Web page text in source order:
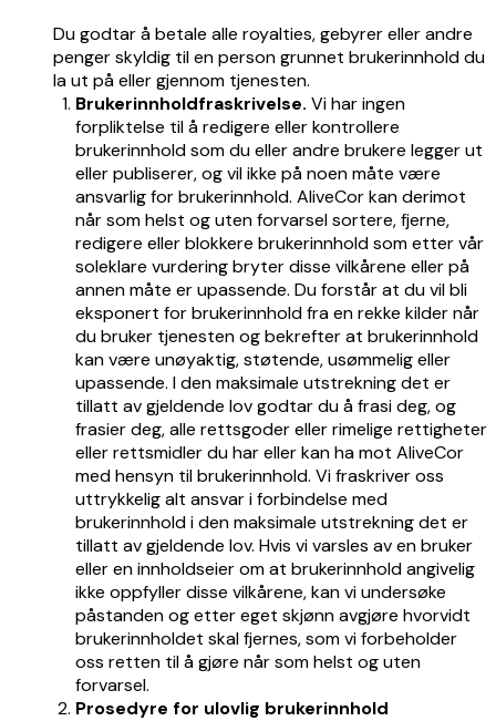
Du godtar å betale alle royalties, gebyrer eller andre
penger skyldig til en person grunnet brukerinnhold du
la ut på eller gjennom tjenesten.
Brukerinnholdfraskrivelse. Vi har ingen
forpliktelse til å redigere eller kontrollere
brukerinnhold som du eller andre brukere legger ut
eller publiserer, og vil ikke på noen måte være
ansvarlig for brukerinnhold. AliveCor kan derimot
når som helst og uten forvarsel sortere, fjerne,
redigere eller blokkere brukerinnhold som etter vår
soleklare vurdering bryter disse vilkårene eller på
annen måte er upassende. Du forstår at du vil bli
eksponert for brukerinnhold fra en rekke kilder når
du bruker tjenesten og bekrefter at brukerinnhold
kan være unøyaktig, støtende, usømmelig eller
upassende. I den maksimale utstrekning det er
tillatt av gjeldende lov godtar du å frasi deg, og
frasier deg, alle rettsgoder eller rimelige rettigheter
eller rettsmidler du har eller kan ha mot AliveCor
med hensyn til brukerinnhold. Vi fraskriver oss
uttrykkelig alt ansvar i forbindelse med
brukerinnhold i den maksimale utstrekning det er
tillatt av gjeldende lov. Hvis vi varsles av en bruker
eller en innholdseier om at brukerinnhold angivelig
ikke oppfyller disse vilkårene, kan vi undersøke
påstanden og etter eget skjønn avgjøre hvorvidt
brukerinnholdet skal fjernes, som vi forbeholder
oss retten til å gjøre når som helst og uten
forvarsel.
Prosedyre for ulovlig brukerinnhold